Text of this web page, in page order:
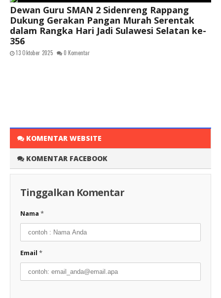
Dewan Guru SMAN 2 Sidenreng Rappang
Dukung Gerakan Pangan Murah Serentak
dalam Rangka Hari Jadi Sulawesi Selatan ke-
356
13 Oktober 2025 0 Komentar
KOMENTAR WEBSITE
KOMENTAR FACEBOOK
Tinggalkan Komentar
Nama *
Email *